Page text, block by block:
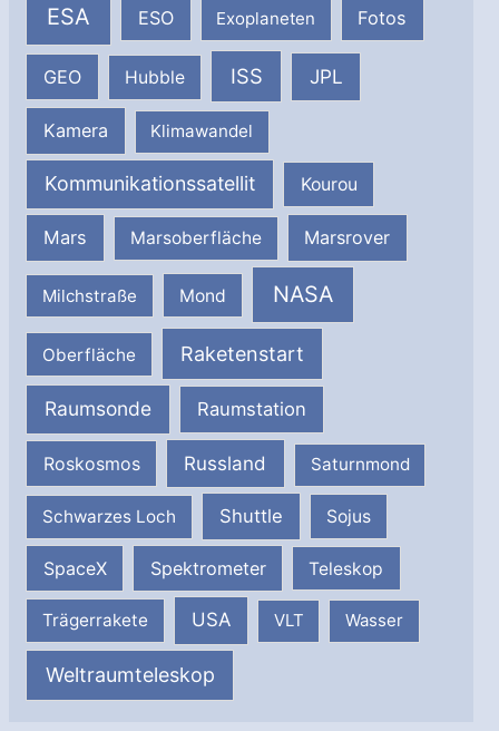
ESA ESO Exoplaneten Fotos
GEO Hubble ISS JPL
Kamera Klimawandel
Kommunikationssatellit Kourou
Mars Marsoberfläche Marsrover
Milchstraße Mond NASA
Oberfläche Raketenstart
Raumsonde Raumstation
Roskosmos Russland Saturnmond
Schwarzes Loch Shuttle Sojus
SpaceX Spektrometer Teleskop
Trägerrakete USA VLT Wasser
Weltraumteleskop